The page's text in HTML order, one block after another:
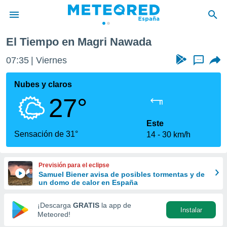
de
por
que se
calidad.
a este
las
y
forma
digital
basada
El Tiempo en Magri Nawada
07:35 Viernes ...
Nubes y claros
27°
Sensación de 31°
Este
14
30 km/h
Previsión para el eclipse
Samuel Biener avisa de posibles tormentas y de
un domo de calor en España
¡Descarga GRATIS la app de
Meteored!
Instalar